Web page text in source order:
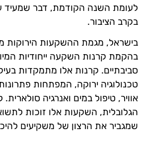
לעומת השנה הקודמת, דבר שמעיד
בקרב הציבור.
בישראל, מגמת ההשקעות הירוקות
בהקמת קרנות השקעה ייחודיות
סביבתיים. קרנות אלו מתמקדות
טכנולוגיה ירוקה, המפתחות
אוויר, טיפול במים ואנרגיה
הגלובלית, השקעות אלו זוכות
שמגביר את הרצון של משקיעים